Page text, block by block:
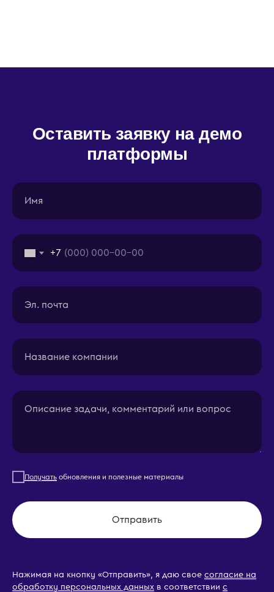
Оставить заявку на демо
платформы
Имя
+7
Эл. почта
Название компании
Описание задачи, комментарий или вопрос
Получать обновления и полезные материалы
Отправить
Нажимая на кнопку «Отправить», я даю свое согласие на
обработку персональных данных в соответствии с